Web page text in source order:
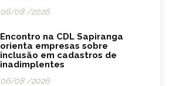
06/08 /2026
Encontro na CDL Sapiranga
orienta empresas sobre
inclusão em cadastros de
inadimplentes
06/08 /2026